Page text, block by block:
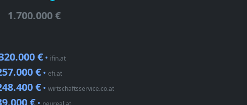
1.700.000 €
€ • ifin.at
€ • efi.at
€ • wirtschaftsservice.co.at